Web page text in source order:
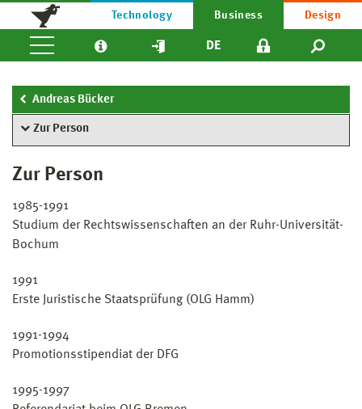
Technology Business Design
DE
Andreas Bücker
Zur Person
Zur Person
1985-1991
Studium der Rechtswissenschaften an der Ruhr-Universität-
Bochum
1991
Erste Juristische Staatsprüfung (OLG Hamm)
1991-1994
Promotionsstipendiat der DFG
1995-1997